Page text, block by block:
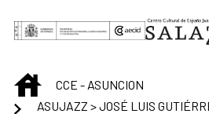
Saut au contenu principal
INICIOCCE - ASUNCION
ASUJAZZ > JOSÉ LUIS